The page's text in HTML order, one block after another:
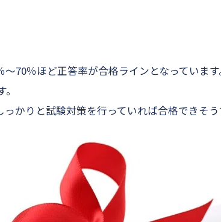
70％ほど正答率が合格ラインとなっています
かりと試験対策を行っていれば合格できそう